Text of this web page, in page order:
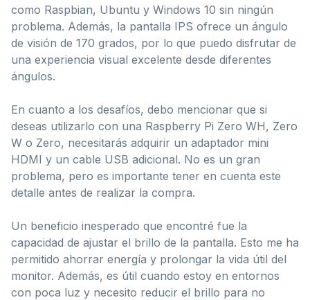
como Raspbian, Ubuntu y Windows 10 sin ningún
problema. Además, la pantalla IPS ofrece un ángulo
de visión de 170 grados, por lo que puedo disfrutar de
una experiencia visual excelente desde diferentes
ángulos.
En cuanto a los desafíos, debo mencionar que si
deseas utilizarlo con una Raspberry Pi Zero WH, Zero
W o Zero, necesitarás adquirir un adaptador mini
HDMI y un cable USB adicional. No es un gran
problema, pero es importante tener en cuenta este
detalle antes de realizar la compra.
Un beneficio inesperado que encontré fue la
capacidad de ajustar el brillo de la pantalla. Esto me ha
permitido ahorrar energía y prolongar la vida útil del
monitor. Además, es útil cuando estoy en entornos
con poca luz y necesito reducir el brillo para no